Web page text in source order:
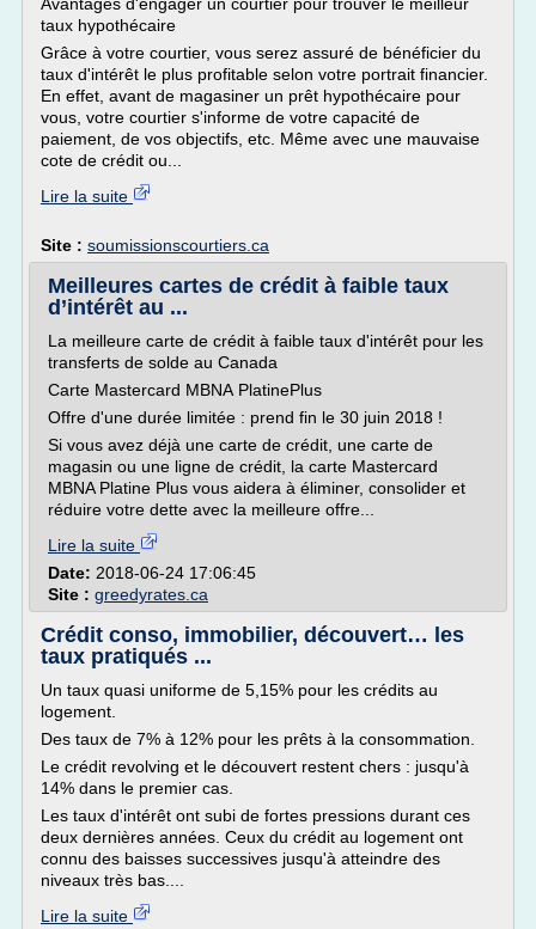
taux hypothécaire
Grâce à votre courtier, vous serez assuré de bénéficier du
taux d'intérêt le plus profitable selon votre portrait financier.
En effet, avant de magasiner un prêt hypothécaire pour
vous, votre courtier s'informe de votre capacité de
paiement, de vos objectifs, etc. Même avec une mauvaise
cote de crédit ou...
Lire la suite
Site : soumissionscourtiers.ca
Meilleures cartes de crédit à faible taux
d’intérêt au ...
La meilleure carte de crédit à faible taux d'intérêt pour les
transferts de solde au Canada
Carte Mastercard MBNA PlatinePlus
Offre d'une durée limitée : prend fin le 30 juin 2018 !
Si vous avez déjà une carte de crédit, une carte de
magasin ou une ligne de crédit, la carte Mastercard
MBNA Platine Plus vous aidera à éliminer, consolider et
réduire votre dette avec la meilleure offre...
Lire la suite
Date: 2018-06-24 17:06:45
Site : greedyrates.ca
Crédit conso, immobilier, découvert… les
taux pratiqués ...
Un taux quasi uniforme de 5,15% pour les crédits au
logement.
Des taux de 7% à 12% pour les prêts à la consommation.
Le crédit revolving et le découvert restent chers : jusqu'à
14% dans le premier cas.
Les taux d'intérêt ont subi de fortes pressions durant ces
deux dernières années. Ceux du crédit au logement ont
connu des baisses successives jusqu'à atteindre des
niveaux très bas....
Lire la suite